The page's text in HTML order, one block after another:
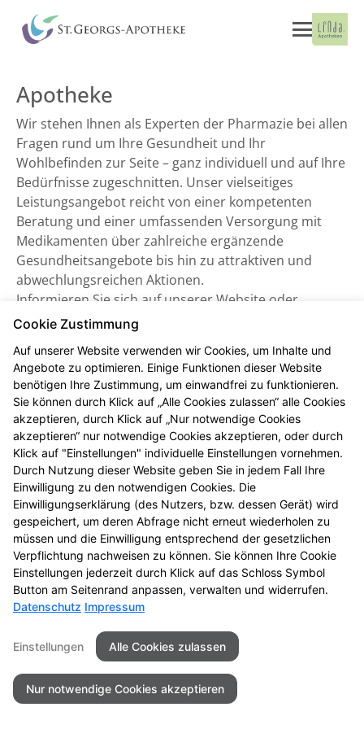
Apotheke
Wir stehen Ihnen als Experten der Pharmazie bei allen
Fragen rund um Ihre Gesundheit und Ihr
Wohlbefinden zur Seite – ganz individuell und auf Ihre
Bedürfnisse zugeschnitten. Unser vielseitiges
Leistungsangebot reicht von einer kompetenten
Beratung und einer umfassenden Versorgung mit
Medikamenten über zahlreiche ergänzende
Gesundheitsangebote bis hin zu attraktiven und
abwechlungsreichen Aktionen.
Informieren Sie sich auf unserer Website oder
besuchen Sie uns direkt vor Ort. Wir freuen uns auf
Kontakt Impressum
Barrierefreiheit
© 2026 St. Georgs-Apotheke
Cookie Zustimmung
Auf unserer Website verwenden wir Cookies, um Inhalte und
Angebote zu optimieren. Einige Funktionen dieser Website
benötigen Ihre Zustimmung, um einwandfrei zu funktionieren.
Sie können durch Klick auf „Alle Cookies zulassen“ alle Cookies
akzeptieren, durch Klick auf „Nur notwendige Cookies
akzeptieren“ nur notwendige Cookies akzeptieren, oder durch
Klick auf "Einstellungen" individuelle Einstellungen vornehmen.
Durch Nutzung dieser Website geben Sie in jedem Fall Ihre
Einwilligung zu den notwendigen Cookies. Die
Einwilligungserklärung (des Nutzers, bzw. dessen Gerät) wird
gespeichert, um deren Abfrage nicht erneut wiederholen zu
müssen und die Einwilligung entsprechend der gesetzlichen
Verpflichtung nachweisen zu können. Sie können Ihre Cookie
Einstellungen jederzeit durch Klick auf das Schloss Symbol
Button am Seitenrand anpassen, verwalten und widerrufen.
Datenschutz Impressum
Einstellungen Alle Cookies zulassen
Nur notwendige Cookies akzeptieren